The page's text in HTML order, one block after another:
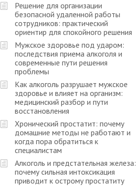
Решение для организации
безопасной удаленной работы
сотрудников: практический
ориентир для спокойного решения
Мужское здоровье под ударом:
последствия приема алкоголя и
современные пути решения
проблемы
Как алкоголь разрушает мужское
здоровье и влияет на организм:
медицинский разбор и пути
восстановления
Хронический простатит: почему
домашние методы не работают и
когда пора обратиться к
специалистам
Алкоголь и предстательная железа:
почему сильная интоксикация
приводит к острому простатиту